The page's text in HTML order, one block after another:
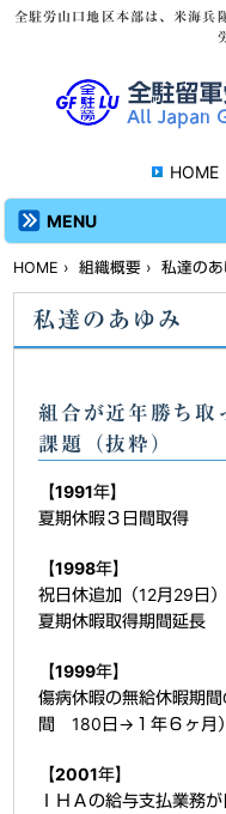
全駐労山口地区本部は、米海兵
HOME
MENU
HOME ›組織概要 › 私達のあ
私達のあゆみ
組合が近年勝ち取
課題（抜粋）
【1991年】
夏期休暇３日間取得
【1998年】
祝日休追加（12月29日）
夏期休暇取得期間延長
【1999年】
傷病休暇の無給休暇期
間 180日→１年６ヶ月）
【2001年】
ＩＨＡの給与支払業務